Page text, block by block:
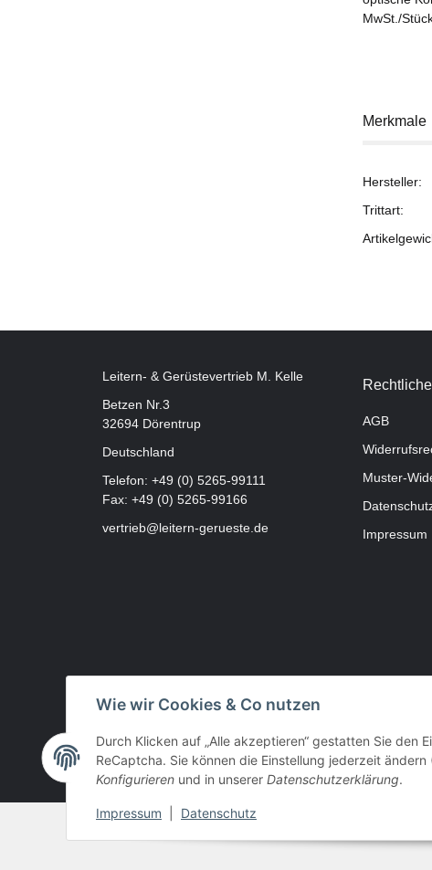
MwSt./
Merkmale
Hersteller:
Trittart:
Leitern- & Gerüstevertrieb M. Kelle
Betzen Nr.3
32694 Dörentrup
Deutschland
Telefon: +49 (0) 5265-99111
Fax: +49 (0) 5265-99166
vertrieb@leitern-gerueste.de
AGB
Muster-
Impressum
Wie wir Cookies & Co nutzen
Durch Klicken auf „Alle akzeptieren“ gestatten Sie den
ReCaptcha. Sie können die Einstellung jederzeit
Konfigurieren und in unserer Datenschutzerklärung.
Impressum Datenschutz